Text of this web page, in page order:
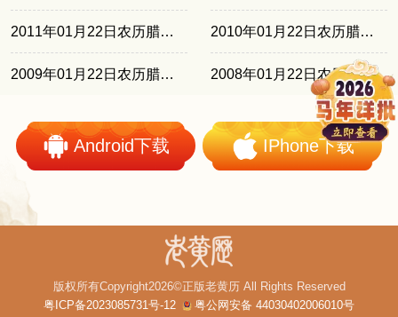
2011年01月22日农历腊月十九 2010年01月22日农历腊月初八
2009年01月22日农历腊月廿七 2008年01月22日农历腊月十五
Android下载 IPhone下载
版权所有Copyright2026©正版老黄历 All Rights Reserved
粤ICP备2023085731号-12
粤公网安备 44030402006010号